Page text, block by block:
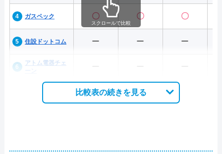
ガスペック 〇 〇 〇
住設ドットコム ー ー ー
アトム電器チェ
スクロールで比較
比較表の続きを見る